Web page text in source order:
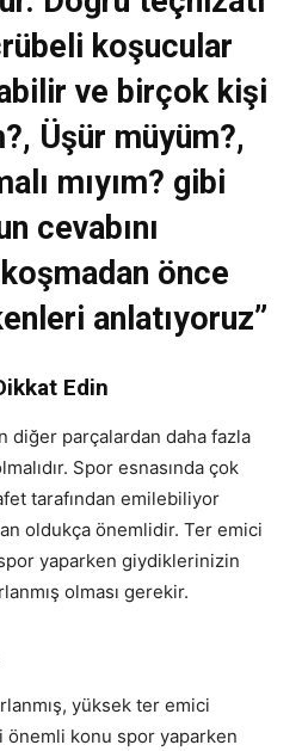
koşucular
ve birçok kişi
Üşür müyüm?,
mıyım? gibi
cevabını
koşmadan önce
anlatıyoruz”
Edin
diğer parçalardan daha fazla
Spor esnasında çok
tarafından emilebiliyor
oldukça önemlidir. Ter emici
spor yaparken giydiklerinizin
olması gerekir.
yüksek ter emici
önemli konu spor yaparken